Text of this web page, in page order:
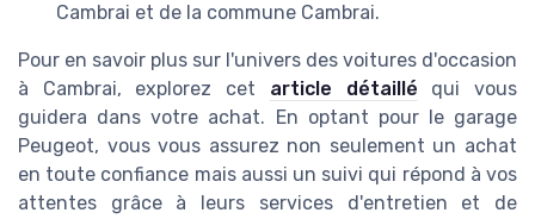
Cambrai et de la commune Cambrai.
Pour en savoir plus sur l'univers des voitures d'occasion
à Cambrai, explorez cet article détaillé qui vous
guidera dans votre achat. En optant pour le garage
Peugeot, vous vous assurez non seulement un achat
en toute confiance mais aussi un suivi qui répond à vos
attentes grâce à leurs services d'entretien et de